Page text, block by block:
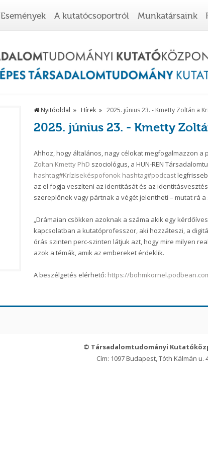
Események A kutatócsoportról Munkatársaink
Nyitóoldal Hírek 2025. június 23. - Kmetty Zoltán a
2025. június 23. - Kmetty
Ahhoz, hogy általános, nagy célokat megfogalmazzon
Zoltan Kmetty PhD szociológus, a HUN-REN
hashtag#Krízisekéspofonok hashtag#podcast
az el fogja veszíteni az identitását és az
szereplőnek vagy pártnak a végét jelentheti – mutat rá a
„Drámaian csökken azoknak a száma akik egy
kapcsolatban a kutatóprofesszor, aki hozzáteszi, a
órás szinten perc-szinten látjuk azt, hogy mire milyen
azok a témák, amik az embereket érdeklik.
A beszélgetés elérhető: https://
© Társadalomtudományi
Cím: 1097 Budapest, Tóth Kálmán u.